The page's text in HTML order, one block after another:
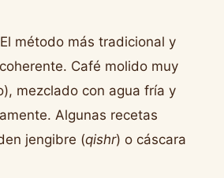
El método más tradicional y
Café molido muy
mezclado con agua fría y
Algunas recetas
jengibre (qishr) o cáscara